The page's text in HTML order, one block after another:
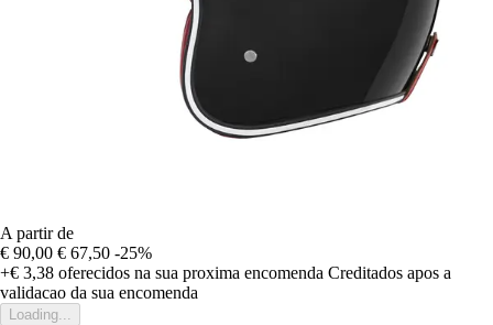
A partir de
€ 90,00 € 67,50 -25%
+€ 3,38 oferecidos na sua proxima encomenda Creditados apos a
validacao da sua encomenda
Loading...